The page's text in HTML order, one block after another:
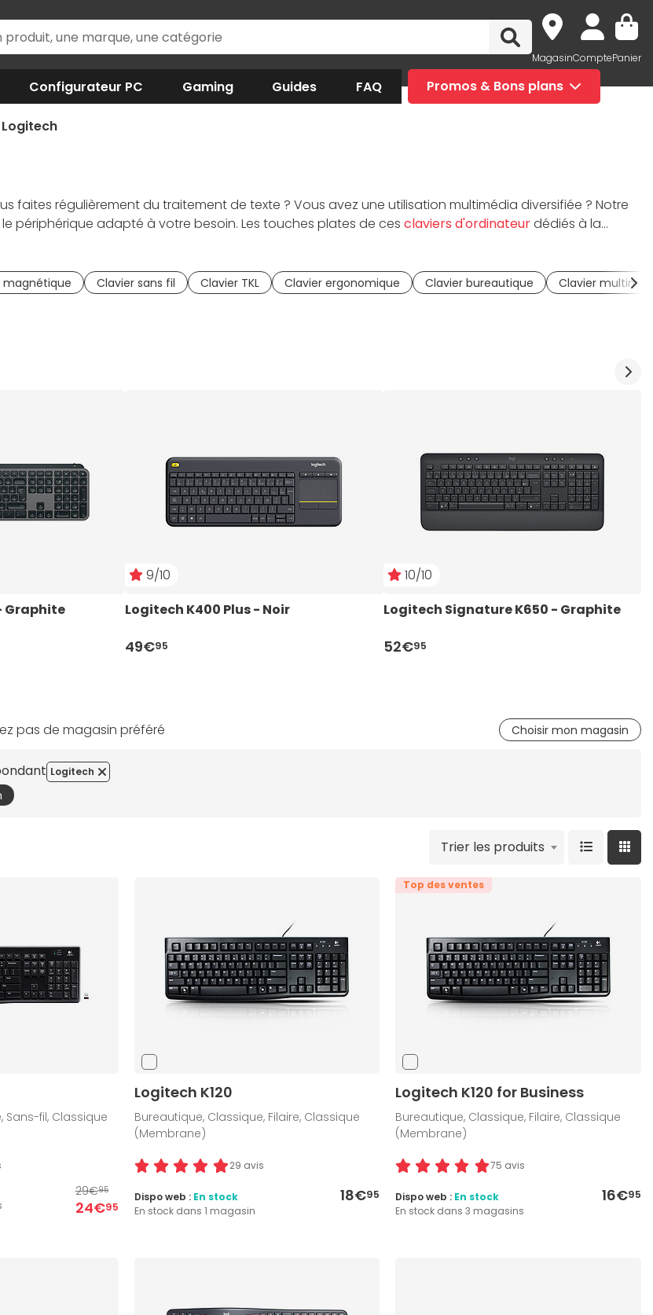
MagasinComptePanier
Configurateur PC Gaming Guides FAQ Promos & Bons plans
faites régulièrement du traitement de texte ? Vous avez une utilisation multimédia diversifiée ? Notre
périphérique adapté à votre besoin. Les touches plates de ces claviers d'ordinateurdédiés à la
En plus de produire un toucher doux, les
de liberté dans vos mouvements ? Optez pour un
mécaniques, les claviers de jeu Logitech G sont parfaits pour lancer les actions dans vos jeux vidéo
magnétique Clavier sans fil Clavier TKL Clavier ergonomique Clavier bureautique Clavier
Graphite
9/10
Logitech K400 Plus - Noir
49€95
10/10
Logitech Signature K650 - Graphite
52€95
pas de magasin préféré Choisir mon magasin
Logitech
Trier les produits
Sans-fil, Classique
29€95
24€95
Logitech K120
Bureautique, Classique, Filaire, Classique
(Membrane)
29 avis
18€95
Dispo web : En stock
En stock dans 1 magasin
Top des ventes
Logitech K120 for Business
Bureautique, Classique, Filaire, Classique
(Membrane)
75 avis
16€95
Dispo web : En stock
En stock dans 3 magasins